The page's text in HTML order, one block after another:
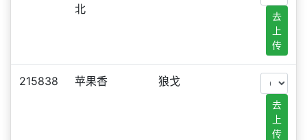
北
去
上
传
215838 苹果香 狼戈
去
上
传